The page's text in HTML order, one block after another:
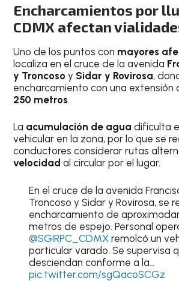
Encharcamientos por
CDMX afectan
Uno de los puntos con mayores
localiza en el cruce de la avenida
y Troncoso y Sidar y Rovirosa,
encharcamiento con una extensión
250 metros.
La acumulación de agua dificulta
vehicular en la zona, por lo que se
conductores considerar rutas
velocidad al circular por el lugar.
En el cruce de la avenida
Troncoso y Sidar y Rovirosa, se
encharcamiento de
metros de espejo. Personal
@SGIRPC_CDMXremolcó un
particular varado. Se supervisa
desciendan conforme a la…
pic.twitter.com/sgQacoSCGz